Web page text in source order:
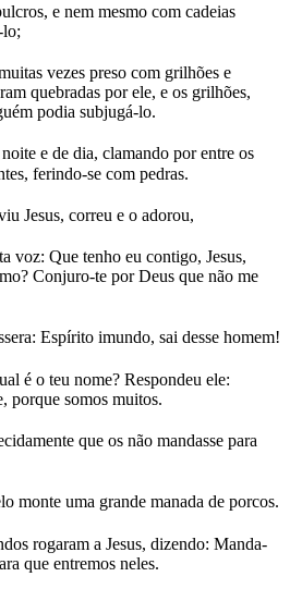
e nem mesmo com cadeias
lo;
vezes preso com grilhões e
quebradas por ele, e os grilhões,
podia subjugá-lo.
e de dia, clamando por entre os
ferindo-se com pedras.
Jesus, correu e o adorou,
voz: Que tenho eu contigo, Jesus,
Conjuro-te por Deus que não me
Espírito imundo, sai desse homem!
é o teu nome? Respondeu ele:
porque somos muitos.
que os não mandasse para
monte uma grande manada de porcos.
rogaram a Jesus, dizendo: Manda-
que entremos neles.